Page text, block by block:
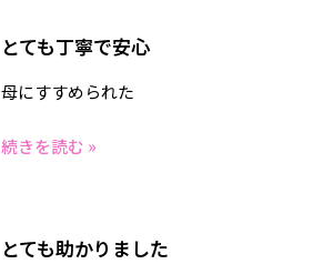
とても丁寧で安心
母にすすめられた
続きを読む »
とても助かりました